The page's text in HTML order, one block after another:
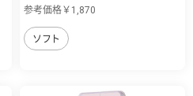
参考価格￥1,870
ソフト